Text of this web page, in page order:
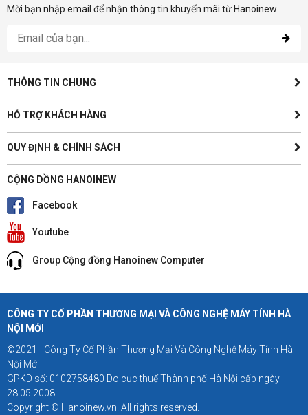
Mời bạn nhập email để nhận thông tin khuyến mãi từ Hanoinew
THÔNG TIN CHUNG
HỖ TRỢ KHÁCH HÀNG
QUY ĐỊNH & CHÍNH SÁCH
CỘNG DỒNG HANOINEW
Facebook
Youtube
Group Cộng đồng Hanoinew Computer
CÔNG TY CỔ PHẦN THƯƠNG MẠI VÀ CÔNG NGHỆ MÁY TÍNH HÀ
NỘI MỚI
©2021 - Công Ty Cổ Phần Thương Mại Và Công Nghệ Máy Tính Hà
Nội Mới
GPKD số: 0102758480 Do cục thuế Thành phố Hà Nội cấp ngày
28.05.2008
Copyright © Hanoinew.vn. All rights reserved.